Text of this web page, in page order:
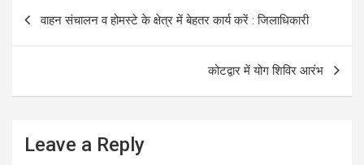
वाहन संचालन व होमस्टे के क्षेत्र में बेहतर कार्य करें : जिलाधिकारी
कोटद्वार में योग शिविर आरंभ
Leave a Reply